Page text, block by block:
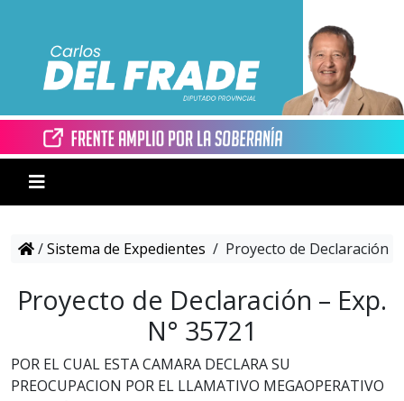
/Sistema de Expedientes / Proyecto de Declaración –
Proyecto de Declaración – Exp.
N° 35721
POR EL CUAL ESTA CAMARA DECLARA SU
PREOCUPACION POR EL LLAMATIVO MEGAOPERATIVO